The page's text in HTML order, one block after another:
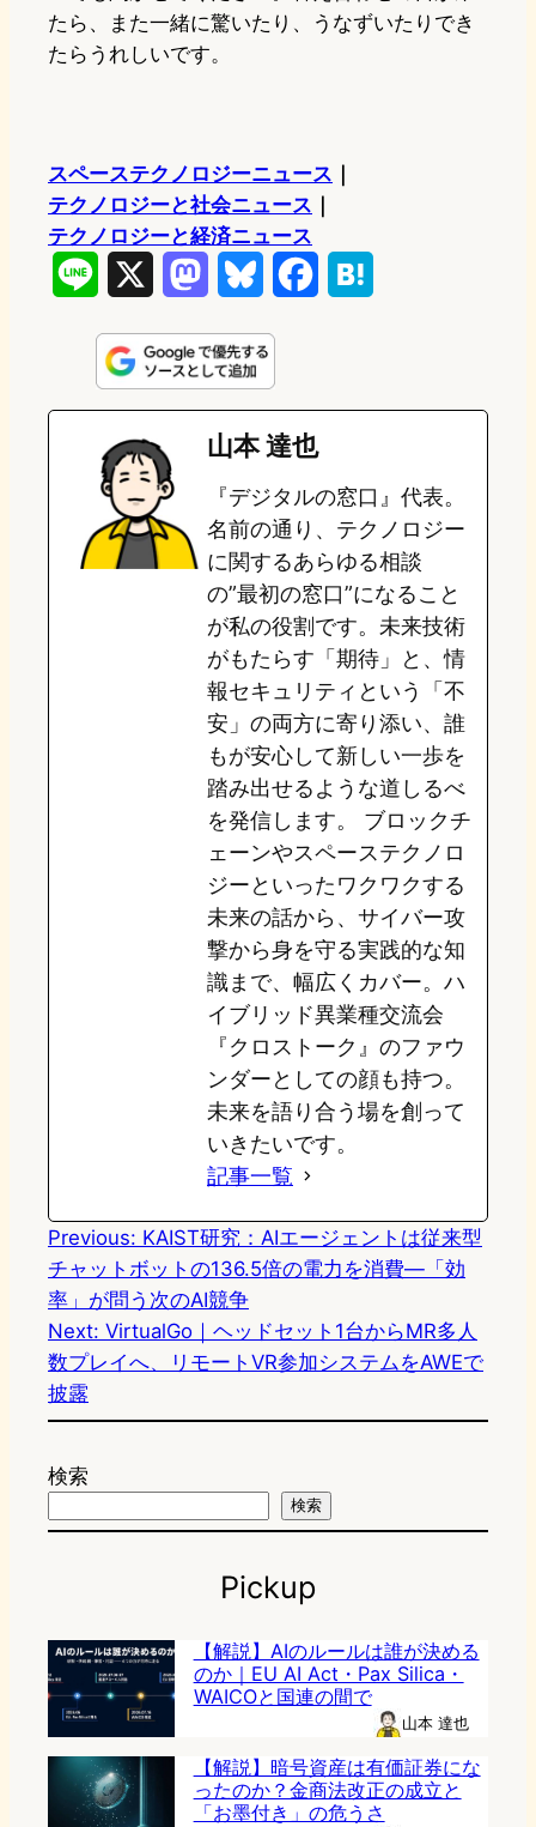
たら、また一緒に驚いたり、うなずいたりでき
たらうれしいです。
スペーステクノロジーニュース
テクノロジーと社会ニュース
テクノロジーと経済ニュース
n
e
s
t
o
o
n
u
e
s
k
e
b
o
o
k
e
a
山本 達也
『デジタルの窓口』代表。
名前の通り、テクノロジー
に関するあらゆる相談
の”最初の窓口”になること
が私の役割です。未来技術
がもたらす「期待」と、情
報セキュリティという「不
安」の両方に寄り添い、誰
もが安心して新しい一歩を
踏み出せるような道しるべ
を発信します。 ブロックチ
ェーンやスペーステクノロ
ジーといったワクワクする
未来の話から、サイバー攻
撃から身を守る実践的な知
識まで、幅広くカバー。ハ
イブリッド異業種交流会
『クロストーク』のファウ
ンダーとしての顔も持つ。
未来を語り合う場を創って
いきたいです。
記事一覧
Previous: KAIST研究：AIエージェントは従来型
チャットボットの136.5倍の電力を消費—「効
率」が問う次のAI競争
Next: VirtualGo｜ヘッドセット1台からMR多人
数プレイへ、リモートVR参加システムをAWEで
披露
検索
検索
Pickup
【解説】AIのルールは誰が決める
のか｜EU AI Act・Pax Silica・
WAICOと国連の間で
山本 達也
【解説】暗号資産は有価証券にな
ったのか？金商法改正の成立と
「お墨付き」の危うさ